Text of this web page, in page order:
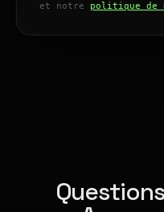
et notre politique de